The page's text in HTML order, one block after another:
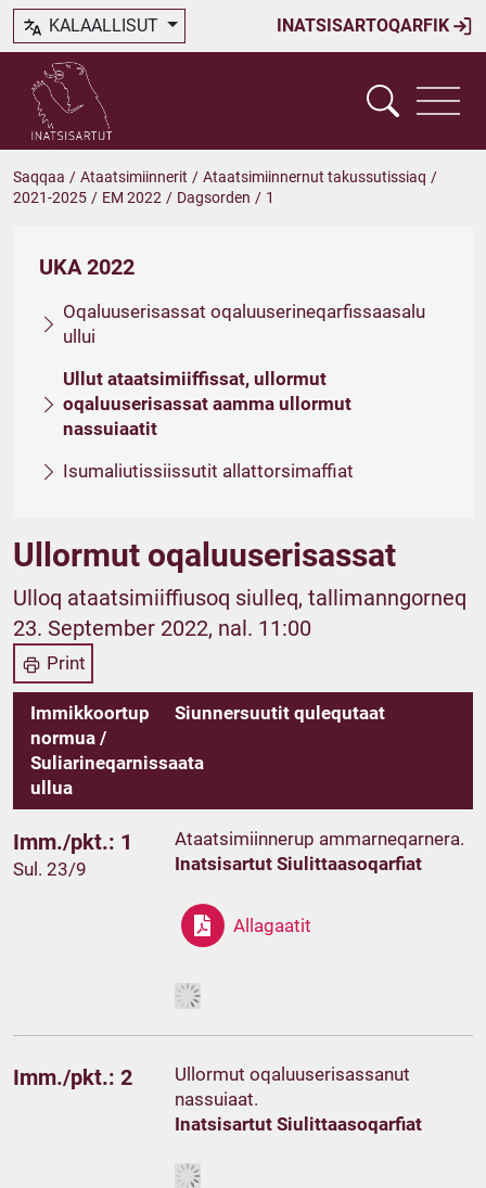
INATSISARTOQARFIK
KALAALLISUT
Saqqaa / Ataatsimiinnerit / Ataatsimiinnernut takussutissiaq /
2021-2025 / EM 2022 / Dagsorden / 1
UKA 2022
Oqaluuserisassat oqaluuserineqarfissaasalu
ullui
Ullut ataatsimiiffissat, ullormut
oqaluuserisassat aamma ullormut
nassuiaatit
Isumaliutissiissutit allattorsimaffiat
Ullormut oqaluuserisassat
Ulloq ataatsimiiffiusoq siulleq, tallimanngorneq
23. September 2022, nal. 11:00
Print
Immikkoortup
normua /
Suliarineqarnissaata
ullua
Siunnersuutit qulequtaat
Imm./pkt.: 1
Sul. 23/9
Ataatsimiinnerup ammarneqarnera.
Inatsisartut Siulittaasoqarfiat
Allagaatit
Imm./pkt.: 2
Ullormut oqaluuserisassanut
nassuiaat.
Inatsisartut Siulittaasoqarfiat